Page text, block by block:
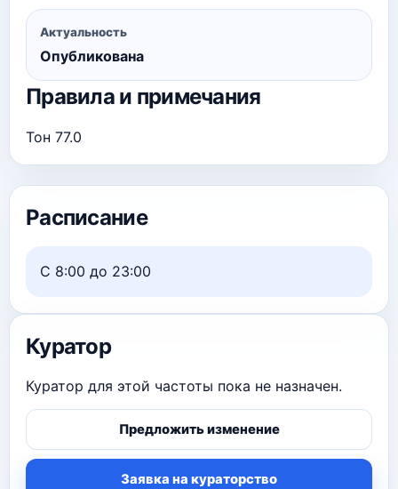
Актуальность
Опубликована
Правила и примечания
Тон 77.0
Расписание
С 8:00 до 23:00
Куратор
Куратор для этой частоты пока не назначен.
Предложить изменение
Заявка на кураторство